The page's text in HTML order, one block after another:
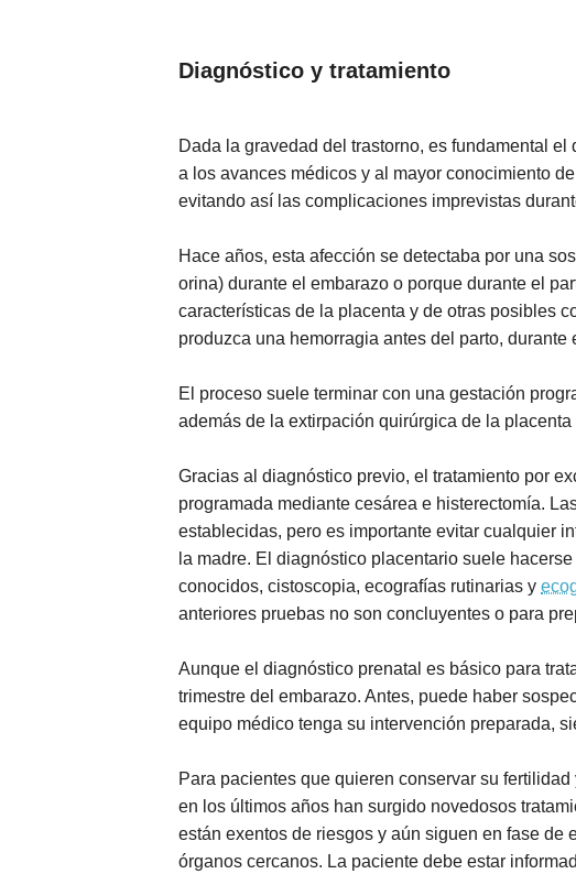
Diagnóstico y tratamiento
Dada la gravedad del trastorno, es fundamental
a los avances médicos y al mayor conocimiento
evitando así las complicaciones imprevistas
Hace años, esta afección se detectaba por una
orina) durante el embarazo o porque durante el
características de la placenta y de otras posibles
produzca una hemorragia antes del parto, durante
El proceso suele terminar con una gestación
además de la extirpación quirúrgica de la
Gracias al diagnóstico previo, el tratamiento por
programada mediante cesárea e histerectomía.
establecidas, pero es importante evitar cualquier
la madre. El diagnóstico placentario suele
conocidos, cistoscopia, ecografías rutinarias y
anteriores pruebas no son concluyentes o para
Aunque el diagnóstico prenatal es básico para
trimestre del embarazo. Antes, puede haber
equipo médico tenga su intervención preparada,
Para pacientes que quieren conservar su
en los últimos años han surgido novedosos
están exentos de riesgos y aún siguen en fase
órganos cercanos. La paciente debe estar